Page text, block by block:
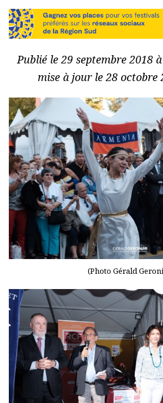
Publié le 29 septembre 2018
mise à jour le 28 octobre
(Photo Gérald